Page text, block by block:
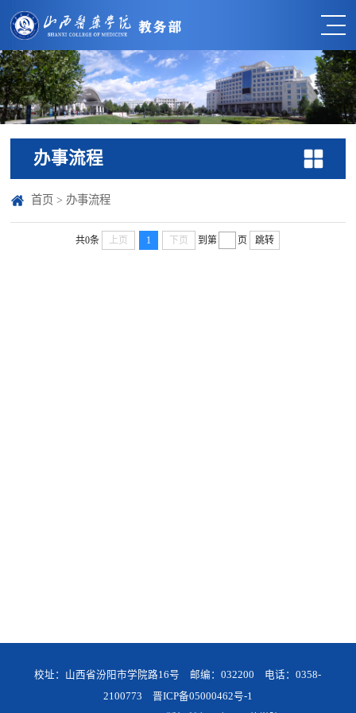
办事流程
首页 > 办事流程
共0条 上页 1 下页 到第 页 跳转
校址：山西省汾阳市学院路16号 邮编：032200 电话：0358-
2100773 晋ICP备05000462号-1